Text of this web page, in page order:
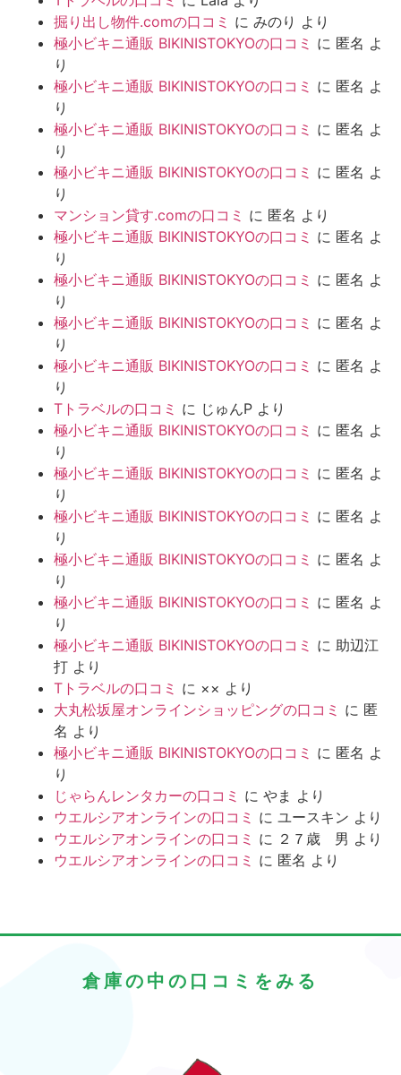
掘り出し物件.comの口コミ に みのり より
極小ビキニ通販 BIKINISTOKYOの口コミ に 匿名 よ
り
極小ビキニ通販 BIKINISTOKYOの口コミ に 匿名 よ
り
極小ビキニ通販 BIKINISTOKYOの口コミ に 匿名 よ
り
極小ビキニ通販 BIKINISTOKYOの口コミ に 匿名 よ
り
マンション貸す.comの口コミ に 匿名 より
極小ビキニ通販 BIKINISTOKYOの口コミ に 匿名 よ
り
極小ビキニ通販 BIKINISTOKYOの口コミ に 匿名 よ
り
極小ビキニ通販 BIKINISTOKYOの口コミ に 匿名 よ
り
極小ビキニ通販 BIKINISTOKYOの口コミ に 匿名 よ
り
Tトラベルの口コミ に じゅんP より
極小ビキニ通販 BIKINISTOKYOの口コミ に 匿名 よ
り
極小ビキニ通販 BIKINISTOKYOの口コミ に 匿名 よ
り
極小ビキニ通販 BIKINISTOKYOの口コミ に 匿名 よ
り
極小ビキニ通販 BIKINISTOKYOの口コミ に 匿名 よ
り
極小ビキニ通販 BIKINISTOKYOの口コミ に 匿名 よ
り
極小ビキニ通販 BIKINISTOKYOの口コミ に 助辺江
打 より
Tトラベルの口コミ に ×× より
大丸松坂屋オンラインショッピングの口コミ に 匿
名 より
極小ビキニ通販 BIKINISTOKYOの口コミ に 匿名 よ
り
じゃらんレンタカーの口コミ に やま より
ウエルシアオンラインの口コミ に ユースキン より
ウエルシアオンラインの口コミ に ２７歳 男 より
ウエルシアオンラインの口コミ に 匿名 より
倉庫の中の口コミをみる